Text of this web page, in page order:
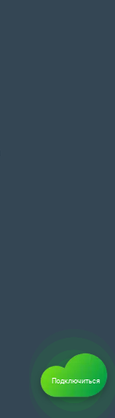
Подключиться